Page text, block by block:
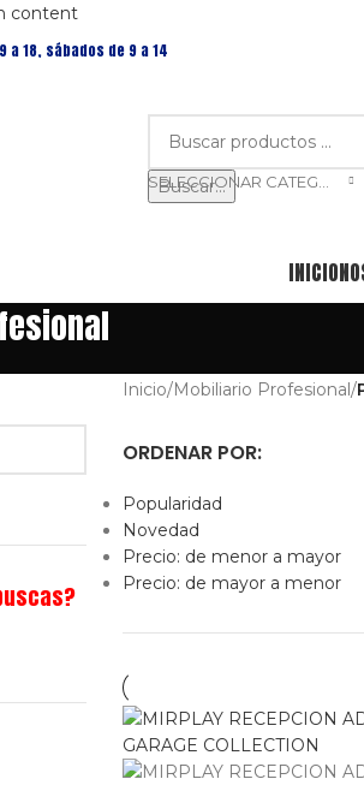
content
18, sábados de 9 a 14
Buscar...
INICIO
Inicio/Mobiliario Profesional/
ORDENAR POR:
Popularidad
Novedad
Precio: de menor a mayor
Precio: de mayor a menor